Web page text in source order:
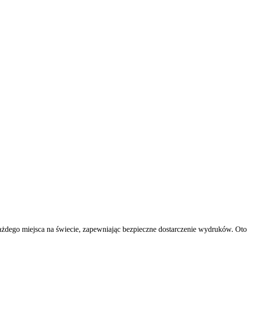
miejsca na świecie, zapewniając bezpieczne dostarczenie wydruków. Oto